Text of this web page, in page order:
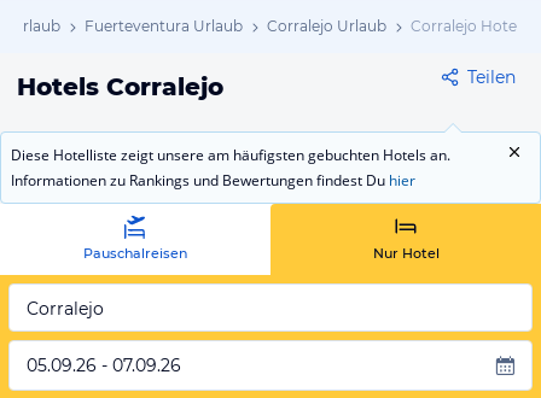
Urlaub Fuerteventura Urlaub Corralejo Urlaub Corralejo Hotels
Hotels Corralejo Teilen
Diese Hotelliste zeigt unsere am häufigsten gebuchten Hotels an.
Informationen zu Rankings und Bewertungen findest Du hier
Pauschalreisen Nur Hotel
Corralejo
05.09.26 - 07.09.26